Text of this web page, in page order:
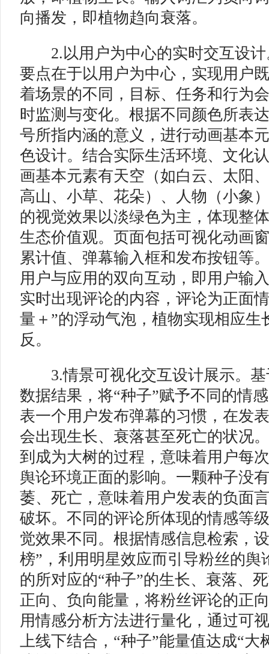
向播发，即植物趋向衰落。
2.以用户为中心的实时交互设计
要点在于以用户为中心，实现用户
着场景的不同，目标、任务和行为
时监测与变化。根据不同颜色所表
号所指内涵的意义，进行动画基本
色设计。结合实际生活环境、文化
画基本元素有天空（如白云、太阳
高山、小草、花朵）、人物（小象
的视觉效果以淡绿色为主，体现整
生态价值观。页面包括可视化动画
累计值、弹幕输入框和发布按钮等
用户与应用的双向互动，即用户输
实时出现评论的内容，评论为正面
量＋”的浮动气泡，植物实现相应生
反。
3.情景可视化交互设计展示。基
数据结果，将“种子”赋予不同的情
表一个用户发布弹幕的习惯，在发
会出现生长、衰落甚至死亡的状况
到成为大树的过程，意味着用户每
舆论环境正面的影响。一颗种子没
萎、死亡，意味着用户发表的负面
破坏。不同的评论所体现的情感等
觉效果不同。根据情感信息检索，
榜”，利用明星效应而引导粉丝的舆
的所对应的“种子”的生长、衰落、
正向、负向能量，将粉丝评论的正
用情感分析方法进行量化，通过可
上线下结合，“种子”能量值达成“大